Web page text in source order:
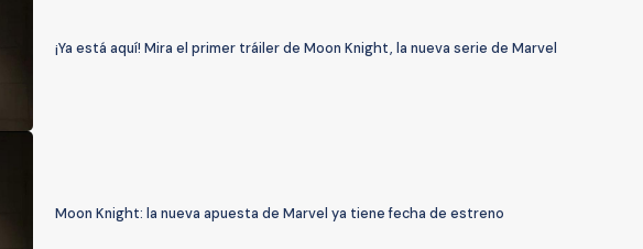
¡Ya está aquí! Mira el primer tráiler de Moon Knight, la nueva serie de Marvel
Moon Knight: la nueva apuesta de Marvel ya tiene fecha de estreno